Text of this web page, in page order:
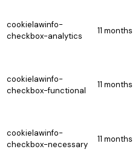
cookielawinfo-
checkbox-analytics
11 months
cookielawinfo-
checkbox-functional
11 months
cookielawinfo-
checkbox-necessary
11 months